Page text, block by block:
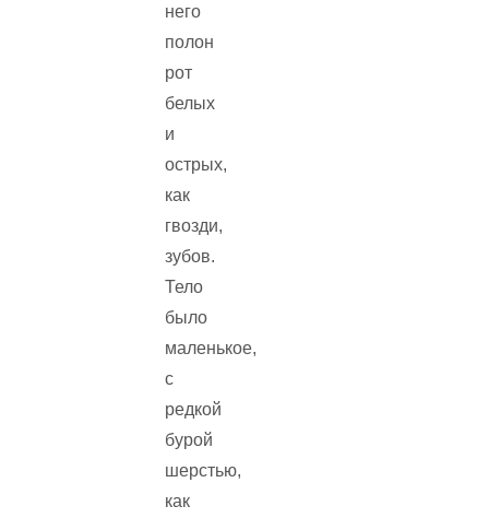
него
полон
рот
белых
и
острых,
как
гвозди,
зубов.
Тело
было
маленькое,
с
редкой
бурой
шерстью,
как